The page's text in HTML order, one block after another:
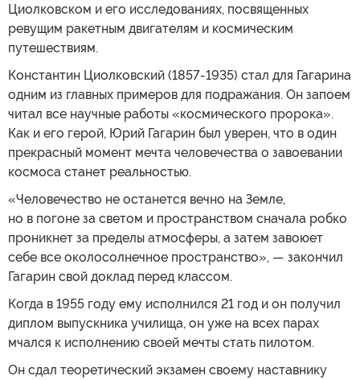
Циолковском и его исследованиях, посвященных
ревущим ракетным двигателям и космическим
путешествиям.
Константин Циолковский (1857-1935) стал для Гагарина
одним из главных примеров для подражания. Он запоем
читал все научные работы «космического пророка».
Как и его герой, Юрий Гагарин был уверен, что в один
прекрасный момент мечта человечества о завоевании
космоса станет реальностью.
«Человечество не останется вечно на Земле,
но в погоне за светом и пространством сначала робко
проникнет за пределы атмосферы, а затем завоюет
себе все околосолнечное пространство», — закончил
Гагарин свой доклад перед классом.
Когда в 1955 году ему исполнился 21 год и он получил
диплом выпускника училища, он уже на всех парах
мчался к исполнению своей мечты стать пилотом.
Он сдал теоретический экзамен своему наставнику